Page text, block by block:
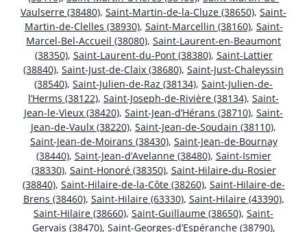
Vaulserre (38480), Saint-Martin-de-la-Cluze (38650), Saint-
Martin-de-Clelles (38930), Saint-Marcellin (38160), Saint-
Marcel-Bel-Accueil (38080), Saint-Laurent-en-Beaumont
(38350), Saint-Laurent-du-Pont (38380), Saint-Lattier
(38840), Saint-Just-de-Claix (38680), Saint-Just-Chaleyssin
(38540), Saint-Julien-de-Raz (38134), Saint-Julien-de-
l’Herms (38122), Saint-Joseph-de-Rivière (38134), Saint-
Jean-le-Vieux (38420), Saint-Jean-d’Hérans (38710), Saint-
Jean-de-Vaulx (38220), Saint-Jean-de-Soudain (38110),
Saint-Jean-de-Moirans (38430), Saint-Jean-de-Bournay
(38440), Saint-Jean-d’Avelanne (38480), Saint-Ismier
(38330), Saint-Honoré (38350), Saint-Hilaire-du-Rosier
(38840), Saint-Hilaire-de-la-Côte (38260), Saint-Hilaire-de-
Brens (38460), Saint-Hilaire (63330), Saint-Hilaire (43390),
Saint-Hilaire (38660), Saint-Guillaume (38650), Saint-
Gervais (38470), Saint-Georges-d’Espéranche (38790),